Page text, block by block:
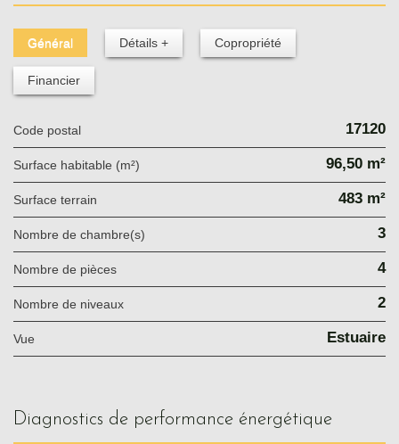
Général Détails + Copropriété
Financier
Code postal 17120
Surface habitable (m²) 96,50 m²
surface terrain 483 m²
Nombre de chambre(s) 3
Nombre de pièces 4
Nombre de niveaux 2
Vue Estuaire
diagnostics de performance énergétique